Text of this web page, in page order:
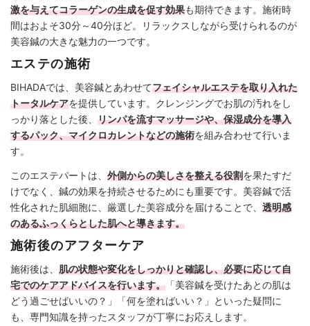
激を与えてコラーゲンの生成を促す効果も期待できます。施術時
間はおよそ30分～40分ほど。リラックスしながら受けられるのが
美容鍼の大きな魅力の一つです。
エステの施術
BIHADAでは、美容鍼とあわせてフェイシャルエステを取り入れた
トータルケアを提供しています。クレンジングでお肌の汚れをし
っかり落とした後、 リンパを流すマッサージや、保湿成分を導入
するパック、マイクロカレントなどの施術を組み合わせて行いま
す。
このエステパートは、 外側からの美しさを整える役割を果たすだ
けでなく、鍼の効果を持続させるためにも重要です。美容鍼で活
性化された肌細胞に、厳選した美容成分を届けることで、 透明感
のあるふっくらとした肌へと導きます。
施術後のアフターケア
施術後は、 肌の状態や変化をしっかりと確認し、必要に応じて自
宅でのケアアドバイスを行います。 「美容鍼を受けたあとの肌は
どう過ごせばいいの？」「何を塗ればいい？」といった疑問に
も、専門知識を持ったスタッフが丁寧にお応えします。